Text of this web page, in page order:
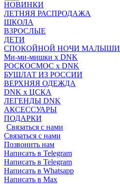
НОВИНКИ
ЛЕТНЯЯ РАСПРОДАЖА
ШКОЛА
ВЗРОСЛЫЕ
ДЕТИ
СПОКОЙНОЙ НОЧИ МАЛЫШИ
Ми-ми-мишки x DNK
РОСКОСМОС x DNK
БУШЛАТ ИЗ РОССИИ
ВЕРХНЯЯ ОДЕЖДА
DNK x ЦСКА
ЛЕГЕНДЫ DNK
АКСЕССУАРЫ
ПОДАРКИ
Связаться с нами
Связаться с нами
Позвонить нам
Написать в Telegram
Написать в Telegram
Написать в Whatsapp
Написать в Max